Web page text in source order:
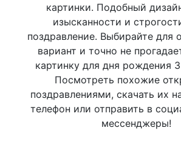
картинки. Подобный
изысканности и
поздравление. Выбирайте для
вариант и точно не
картинку для дня рождения 3
Посмотреть похожие
поздравлениями, скачать их
телефон или отправить в
мессенджеры!